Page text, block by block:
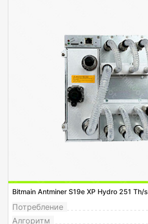
Bitmain Antminer S19e XP Hydro 251 Th/s
Потребление
Алгоритм